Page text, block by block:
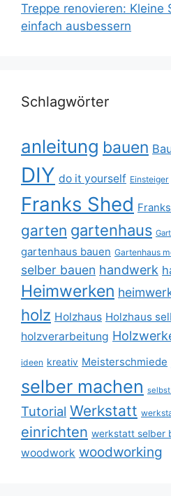
Treppe renovieren: Kleine
einfach ausbessern
Schlagwörter
anleitung bauen
DIY do it yourself Einsteiger
Franks Shed
garten gartenhaus
gartenhaus bauen Gartenhaus
selber bauen handwerk
Heimwerken
holz Holzhaus Holzhaus
holzverarbeitung
ideen kreativ Meisterschmiede
selber machen
Tutorial Werkstatt
einrichten werkstatt selber
woodwork woodworking